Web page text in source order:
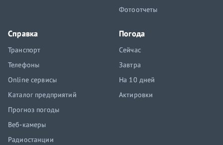
Фотоотчеты
Справка
Транспорт
Телефоны
Online сервисы
Каталог предприятий
Прогноз погоды
Веб-камеры
Радиостанции
Погода
Сейчас
Завтра
На 10 дней
Актировки